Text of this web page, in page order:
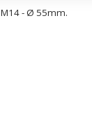
- Ø 55mm.